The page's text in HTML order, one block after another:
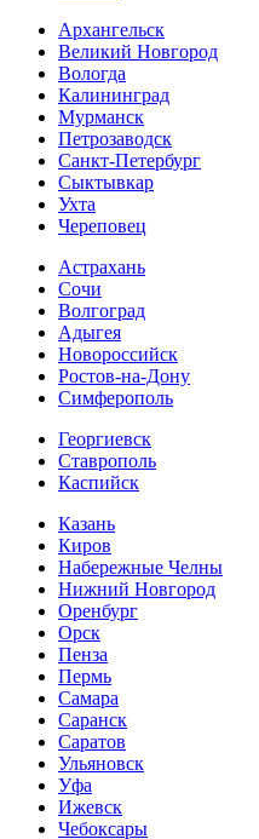
Архангельск
Великий Новгород
Вологда
Калининград
Мурманск
Петрозаводск
Санкт-Петербург
Сыктывкар
Ухта
Череповец
Астрахань
Сочи
Волгоград
Адыгея
Новороссийск
Ростов-на-Дону
Симферополь
Георгиевск
Ставрополь
Каспийск
Казань
Киров
Набережные Челны
Нижний Новгород
Оренбург
Орск
Пенза
Пермь
Самара
Саранск
Саратов
Ульяновск
Уфа
Ижевск
Чебоксары